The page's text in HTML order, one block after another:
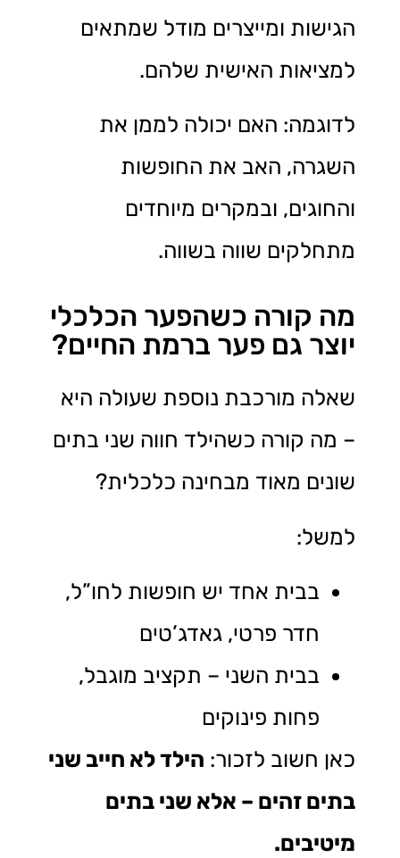
הגישות ומייצרים מודל שמתאים
למציאות האישית שלהם.
לדוגמה: האם יכולה לממן את
השגרה, האב את החופשות
והחוגים, ובמקרים מיוחדים
מתחלקים שווה בשווה.
מה קורה כשהפער הכלכלי
יוצר גם פער ברמת החיים?
שאלה מורכבת נוספת שעולה היא
– מה קורה כשהילד חווה שני בתים
שונים מאוד מבחינה כלכלית?
למשל:
בבית אחד יש חופשות לחו”ל,
חדר פרטי, גאדג’טים
בבית השני – תקציב מוגבל,
פחות פינוקים
כאן חשוב לזכור: הילד לא חייב שני
בתים זהים – אלא שני בתים
מיטיבים.